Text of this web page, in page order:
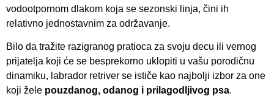
vodootpornom dlakom koja se sezonski linja, čini ih
relativno jednostavnim za održavanje.
Bilo da tražite razigranog pratioca za svoju decu ili vernog
prijatelja koji će se besprekorno uklopiti u vašu porodičnu
dinamiku, labrador retriver se ističe kao najbolji izbor za one
koji žele pouzdanog, odanog i prilagodljivog psa.